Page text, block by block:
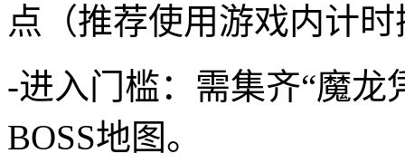
点（推荐使用游戏内计
-进入门槛：需集齐“魔龙
BOSS地图。